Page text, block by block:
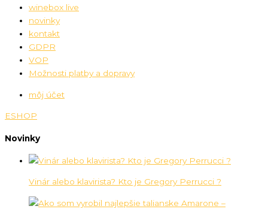
winebox live
novinky
kontakt
GDPR
VOP
Možnosti platby a dopravy
môj účet
ESHOP
Novinky
Vinár alebo klavirista? Kto je Gregory Perrucci ?